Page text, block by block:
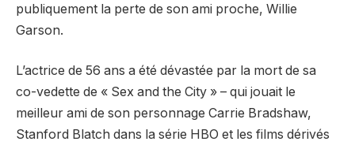
publiquement la perte de son ami proche, Willie
Garson.
L’actrice de 56 ans a été dévastée par la mort de sa
co-vedette de « Sex and the City » – qui jouait le
meilleur ami de son personnage Carrie Bradshaw,
Stanford Blatch dans la série HBO et les films dérivés